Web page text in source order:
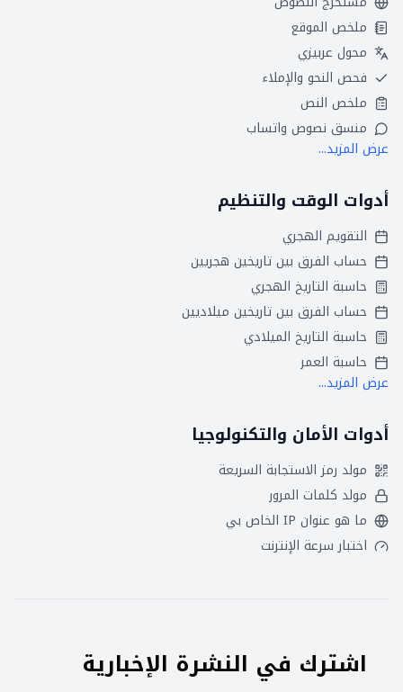
ملخص الموقع
محول عربيزي
فحص النحو والإملاء
ملخص النص
منسق نصوص واتساب
عرض المزيد...
أدوات الوقت والتنظيم
التقويم الهجري
حساب الفرق بين تاريخين هجريين
حاسبة التاريخ الهجري
حساب الفرق بين تاريخين ميلاديين
حاسبة التاريخ الميلادي
حاسبة العمر
عرض المزيد...
أدوات الأمان والتكنولوجيا
مولد رمز الاستجابة السريعة
مولد كلمات المرور
ما هو عنوان IP الخاص بي
اختبار سرعة الإنترنت
اشترك في النشرة الإخبارية